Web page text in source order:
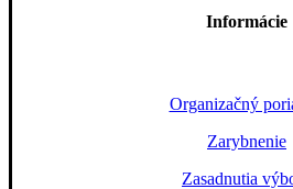
Informácie
Organizačný
Zarybnenie
Zasadnutia